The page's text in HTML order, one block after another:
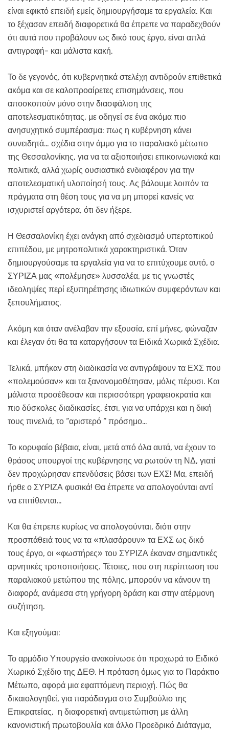
είναι εφικτό επειδή εμείς δημιουργήσαμε τα εργαλεία. Και
το ξέχασαν επειδή διαφορετικά θα έπρεπε να παραδεχθούν
ότι αυτά που προβάλουν ως δικό τους έργο, είναι απλά
αντιγραφή- και μάλιστα κακή.
Το δε γεγονός, ότι κυβερνητικά στελέχη αντιδρούν επιθετικά
ακόμα και σε καλοπροαίρετες επισημάνσεις, που
αποσκοπούν μόνο στην διασφάλιση της
αποτελεσματικότητας, με οδηγεί σε ένα ακόμα πιο
ανησυχητικό συμπέρασμα: πως η κυβέρνηση κάνει
συνειδητά… σχέδια στην άμμο για το παραλιακό μέτωπο
της Θεσσαλονίκης, για να τα αξιοποιήσει επικοινωνιακά και
πολιτικά, αλλά χωρίς ουσιαστικό ενδιαφέρον για την
αποτελεσματική υλοποίησή τους. Ας βάλουμε λοιπόν τα
πράγματα στη θέση τους για να μη μπορεί κανείς να
ισχυριστεί αργότερα, ότι δεν ήξερε.
Η Θεσσαλονίκη έχει ανάγκη από σχεδιασμό υπερτοπικού
επιπέδου, με μητροπολιτικά χαρακτηριστικά. Όταν
δημιουργούσαμε τα εργαλεία για να το επιτύχουμε αυτό, ο
ΣΥΡΙΖΑ μας «πολέμησε» λυσσαλέα, με τις γνωστές
ιδεοληψίες περί εξυπηρέτησης ιδιωτικών συμφερόντων και
ξεπουλήματος.
Ακόμη και όταν ανέλαβαν την εξουσία, επί μήνες, φώναζαν
και έλεγαν ότι θα τα καταργήσουν τα Ειδικά Χωρικά Σχέδια.
Τελικά, μπήκαν στη διαδικασία να αντιγράψουν τα ΕΧΣ που
«πολεμούσαν» και τα ξανανομοθέτησαν, μόλις πέρυσι. Και
μάλιστα προσέθεσαν και περισσότερη γραφειοκρατία και
πιο δύσκολες διαδικασίες, έτσι, για να υπάρχει και η δική
τους πινελιά, το “αριστερό “ πρόσημο…
Το κορυφαίο βέβαια, είναι, μετά από όλα αυτά, να έχουν το
θράσος υπουργοί της κυβέρνησης να ρωτούν τη ΝΔ, γιατί
δεν προχώρησαν επενδύσεις βάσει των ΕΧΣ! Μα, επειδή
ήρθε ο ΣΥΡΙΖΑ φυσικά! Θα έπρεπε να απολογούνται αντί
να επιτίθενται…
Και θα έπρεπε κυρίως να απολογούνται, διότι στην
προσπάθειά τους να τα «πλασάρουν» τα ΕΧΣ ως δικό
τους έργο, οι «φωστήρες» του ΣΥΡΙΖΑ έκαναν σημαντικές
αρνητικές τροποποιήσεις. Τέτοιες, που στη περίπτωση του
παραλιακού μετώπου της πόλης, μπορούν να κάνουν τη
διαφορά, ανάμεσα στη γρήγορη δράση και στην ατέρμονη
συζήτηση.
Και εξηγούμαι:
Το αρμόδιο Υπουργείο ανακοίνωσε ότι προχωρά το Ειδικό
Χωρικό Σχέδιο της ΔΕΘ. Η πρόταση όμως για το Παράκτιο
Μέτωπο, αφορά μια εφαπτόμενη περιοχή. Πώς θα
δικαιολογηθεί, για παράδειγμα στο Συμβούλιο της
Επικρατείας, η διαφορετική αντιμετώπιση με άλλη
κανονιστική πρωτοβουλία και άλλο Προεδρικό Διάταγμα,